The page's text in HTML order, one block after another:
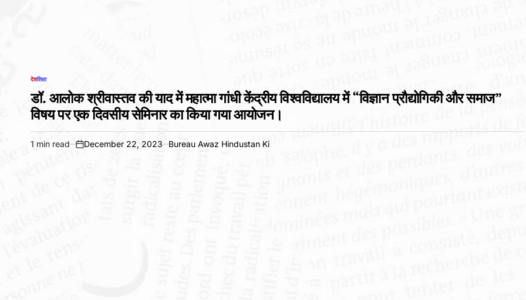
POSTED
देशशिक्षा
डॉ. आलोक श्रीवास्तव की याद में महात्मा गांधी केंद्रीय विश्वविद्यालय में “विज्ञान प्रौद्योगिकी और समाज”
विषय पर एक दिवसीय सेमिनार का किया गया आयोजन।
Estimated
1 min read
on
December 22, 2023 Bureau Awaz Hindustan Ki